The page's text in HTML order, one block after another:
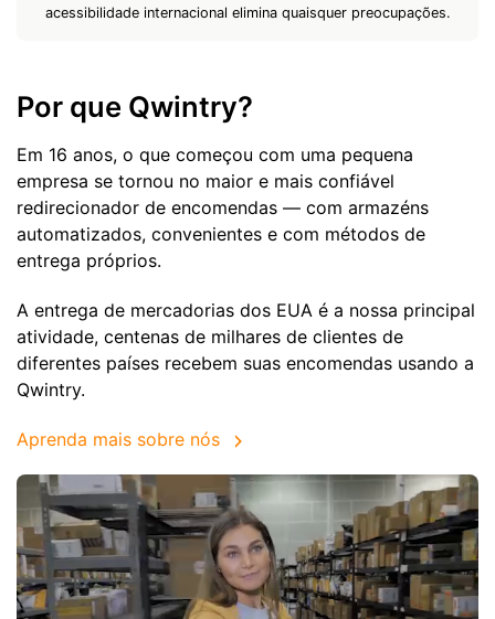
acessibilidade internacional elimina quaisquer preocupações.
Por que Qwintry?
Em 16 anos, o que começou com uma pequena
empresa se tornou no maior e mais confiável
redirecionador de encomendas — com armazéns
automatizados, convenientes e com métodos de
entrega próprios.
A entrega de mercadorias dos EUA é a nossa principal
atividade, centenas de milhares de clientes de
diferentes países recebem suas encomendas usando a
Qwintry.
Aprenda mais sobre nós